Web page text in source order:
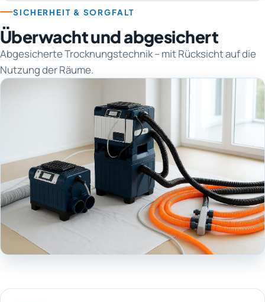
SICHERHEIT & SORGFALT
Überwacht und abgesichert
Abgesicherte Trocknungstechnik – mit Rücksicht auf die
Nutzung der Räume.